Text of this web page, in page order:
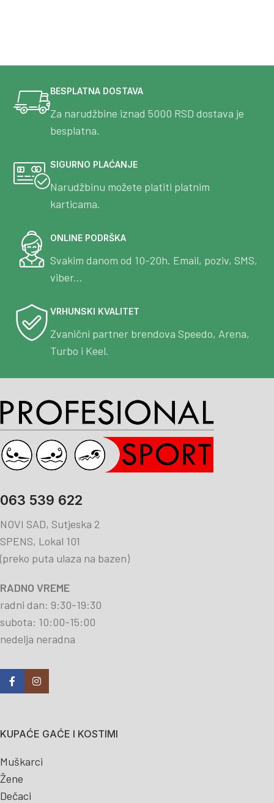
BESPLATNA DOSTAVA
Za narudžbine iznad 5000 RSD dostava je
besplatna.
SIGURNO PLAĆANJE
Narudžbinu možete platiti platnim
karticama.
ONLINE PODRŠKA
Svakim danom od 10-20h. Email, poziv, SMS,
viber...
VRHUNSKI KVALITET
Zvanični partner brendova Speedo, Arena,
Turbo i Keel.
063 539 622
NOVI SAD, Sutjeska 2
SPENS, Lokal 101
(preko puta ulaza na bazen)
RADNO VREME
radni dan: 9:30-19:30
subota: 10:00-15:00
nedelja neradna
KUPAĆE GAĆE I KOSTIMI
Muškarci
Žene
Dečaci